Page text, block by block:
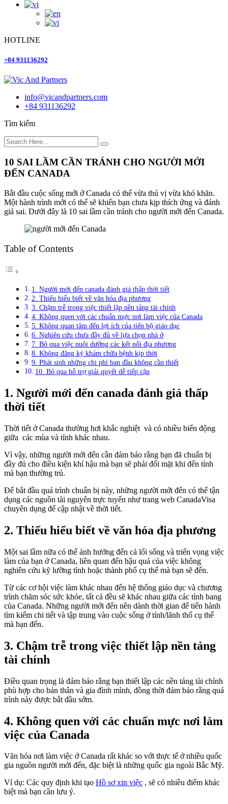
HOTLINE
+84 931136292
info@vicandpartners.com
+84 931136292
Tìm kiếm
10 SAI LẦM CẦN TRÁNH CHO NGƯỜI MỚI
ĐẾN CANADA
Bắt đầu cuộc sống mới ở Canada có thể vừa thú vị vừa khó khăn.
Một hành trình mới có thể sẽ khiến bạn chưa kịp thích ứng và đánh
giá sai. Dưới đây là 10 sai lầm cần tránh cho người mới đến Canada.
Table of Contents
1. Người mới đến canada đánh giá thấp thời tiết
2. Thiếu hiểu biết về văn hóa địa phương
3. Chậm trễ trong việc thiết lập nền tảng tài chính
4. Không quen với các chuẩn mực nơi làm việc của Canada
5. Không quan tâm đến lợi ích của tiến bộ giáo dục
6. Nghiên cứu chưa đầy đủ về lựa chọn nhà ở
7. Bỏ qua việc nuôi dưỡng các kết nối địa phương
8. Không đăng ký khám chữa bệnh kịp thời
9. Phát sinh những chi phí ban đầu không cần thiết
10. Bỏ qua hỗ trợ giải quyết dễ tiếp cận
1. Người mới đến canada đánh giá thấp
thời tiết
Thời tiết ở Canada thường hơi khắc nghiệt và có nhiều biến động
giữa các mùa và tỉnh khác nhau.
Vì vậy, những người mới đến cần đảm bảo rằng bạn đã chuẩn bị
đầy đủ cho điều kiện khí hậu mà bạn sẽ phải đối mặt khi đến tỉnh
mà bạn thường trú.
Để bắt đầu quá trình chuẩn bị này, những người mới đến có thể tận
dụng các nguồn tài nguyên trực tuyến như trang web CanadaVisa
chuyên dụng để cập nhật về thời tiết.
2. Thiếu hiểu biết về văn hóa địa phương
Một sai lầm nữa có thể ảnh hưởng đến cả lối sống và triển vọng việc
làm của bạn ở Canada, liên quan đến hậu quả của việc không
nghiên cứu kỹ lưỡng tỉnh hoặc thành phố cụ thể mà bạn sẽ đến.
Từ các cơ hội việc làm khác nhau đến hệ thống giáo dục và chương
trình chăm sóc sức khỏe, tất cả đều sẽ khác nhau giữa các tỉnh bang
của Canada. Những người mới đến nên dành thời gian để tiến hành
tìm kiếm chi tiết và tập trung vào cuộc sống ở tỉnh/lãnh thổ cụ thể
mà bạn đến.
3. Chậm trễ trong việc thiết lập nền tảng
tài chính
Điều quan trọng là đảm bảo rằng bạn thiết lập các nền tảng tài chính
phù hợp cho bản thân và gia đình mình, đồng thời đảm bảo rằng quá
trình này được bắt đầu sớm.
4. Không quen với các chuẩn mực nơi làm
việc của Canada
Văn hóa nơi làm việc ở Canada rất khác so với thực tế ở nhiều quốc
gia nguồn người mới đến, đặc biệt là những quốc gia ngoài Bắc Mỹ.
Ví dụ: Các quy định khi tạo Hồ sơ xin việc , sẽ có nhiều điểm khác
biệt mà bạn cần lưu ý.